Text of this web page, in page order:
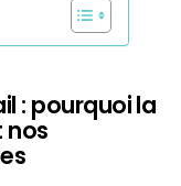
: pourquoi la
nos